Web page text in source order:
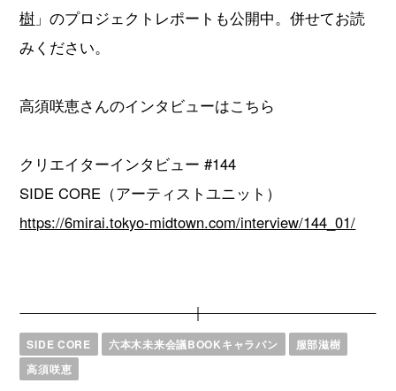
樹 」のプロジェクトレポートも公開中。併せてお読
みください。
高須咲恵さんのインタビューはこちら
クリエイターインタビュー #144
SIDE CORE（アーティストユニット）
https://6mirai.tokyo-midtown.com/interview/144_01/
SIDE CORE 六本木未来会議BOOKキャラバン
服部滋樹
高須咲恵